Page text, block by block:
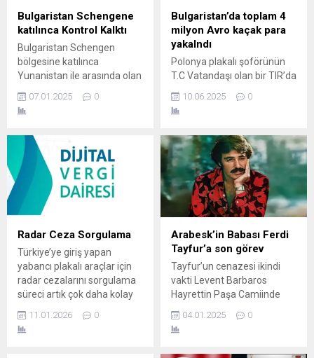
Bulgaristan Schengene
katılınca Kontrol Kalktı
Bulgaristan Schengen
bölgesine katılınca
Yunanistan ile arasında olan
Bulgaristan Schengen
bölgesine katılınca
bulunan sınır kapılarında
pasaport kontrolleri kalkmış
durumda. Lakin Bulgaristan
sını kapısı dışında yinede
geçiş yapan araçlardan
aralarından seçerek ufak
kontroller yapmakta. Sılakeş
Kurucusu Halil Demir
06.01.2025 günü
Türkiye’den Pazarkule sınır
kapısı...
07.01.2025 0
Bulgaristan’da toplam 4
milyon Avro kaçak para
yakalndı
Polonya plakalı şoförünün
T.C Vatandaşı olan bir TIR’da
bin Avro, 500 bin Dolar
toplamında 1.4 Mil. Avro
TIR’da Yine Polonya plakalı
ve şoförü T.C Vatandaşı 100
bin dolar yakalndı. Para
sürücü koltuğunun arkasına,
kişisel bir depo dolabında
gizlenmiş şekilde bulundu.
Valery...
10.06.2025 0
Radar Ceza Sorgulama
Türkiye’ye giriş yapan
yabancı plakalı araçlar için
radar cezalarını sorgulama
süreci artık çok daha kolay
hale geldi. Özellikle
gurbetçilerin yoğun olarak
kullandığı Sılakeş.com, yeni
11.01.2026 0
Arabesk’in Babası Ferdi
Tayfur’a son görev
Tayfur’un cenazesi ikindi
vakti Levent Barbaros
Hayrettin Paşa Camiinde
kılınacak namazın ardından
Yeniköy Mezarlığı’nda
toprağa verilecek. Arabesk
04.01.2025 0